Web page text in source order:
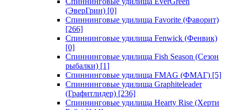
(ЭверГрин) [0]
Спиннинговые удилища Favorite (Фаворит)
[266]
Спиннинговые удилища Fenwick (Фенвик)
[0]
Спиннинговые удилища Fish Season (Сезон
рыбалки) [1]
Спиннинговые удилища FMAG (ФМАГ) [5]
Спиннинговые удилища Graphiteleader
(Графитлидер) [236]
Спиннинговые удилища Hearty Rise (Херти